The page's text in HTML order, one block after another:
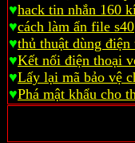
♥hack tin nhắn 160
♥cách làm ẩn file s40
♥thủ thuật dùng điện
♥Kết nối điện thoại
♥Lấy lại mã bảo vệ
♥Phá mật khẩu cho